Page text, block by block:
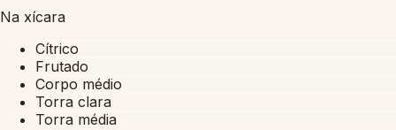
Na xícara
Cítrico
Frutado
Corpo médio
Torra clara
Torra média